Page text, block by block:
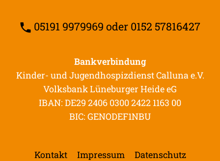
05191 9979969 oder 0152 57816427
Bankverbindung
Kinder- und Jugendhospizdienst Calluna e.V.
Volksbank Lüneburger Heide eG
IBAN: DE29 2406 0300 2422 1163 00
BIC: GENODEF1NBU
Kontakt Impressum
Datenschutz